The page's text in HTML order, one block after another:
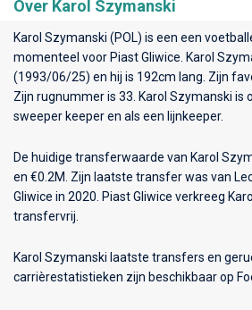
Over Karol Szymanski
Karol Szymanski (POL) is een een
momenteel voor Piast Gliwice . Karol
(1993/06/25) en hij is 192cm lang. Zijn
Zijn rugnummer is 33. Karol Szymanski is
sweeper keeper en als een lijnkeeper.
De huidige transferwaarde van Karol
en €0.2M. Zijn laatste transfer was van
Gliwice in 2020. Piast Gliwice verkreeg
transfervrij.
Karol Szymanski laatste transfers en
carrièrestatistieken zijn beschikbaar op